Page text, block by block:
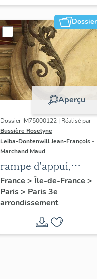
Dossier
Aperçu
Dossier IM75000122 | Réalisé par
Bussière Roselyne -
Leiba-Dontenwill Jean-François -
Marchand Maud
rampe d'appui,
escalier de la maison
à porte cochère (non
étudié)
France > Île-de-France >
Paris> Paris 3e
arrondissement